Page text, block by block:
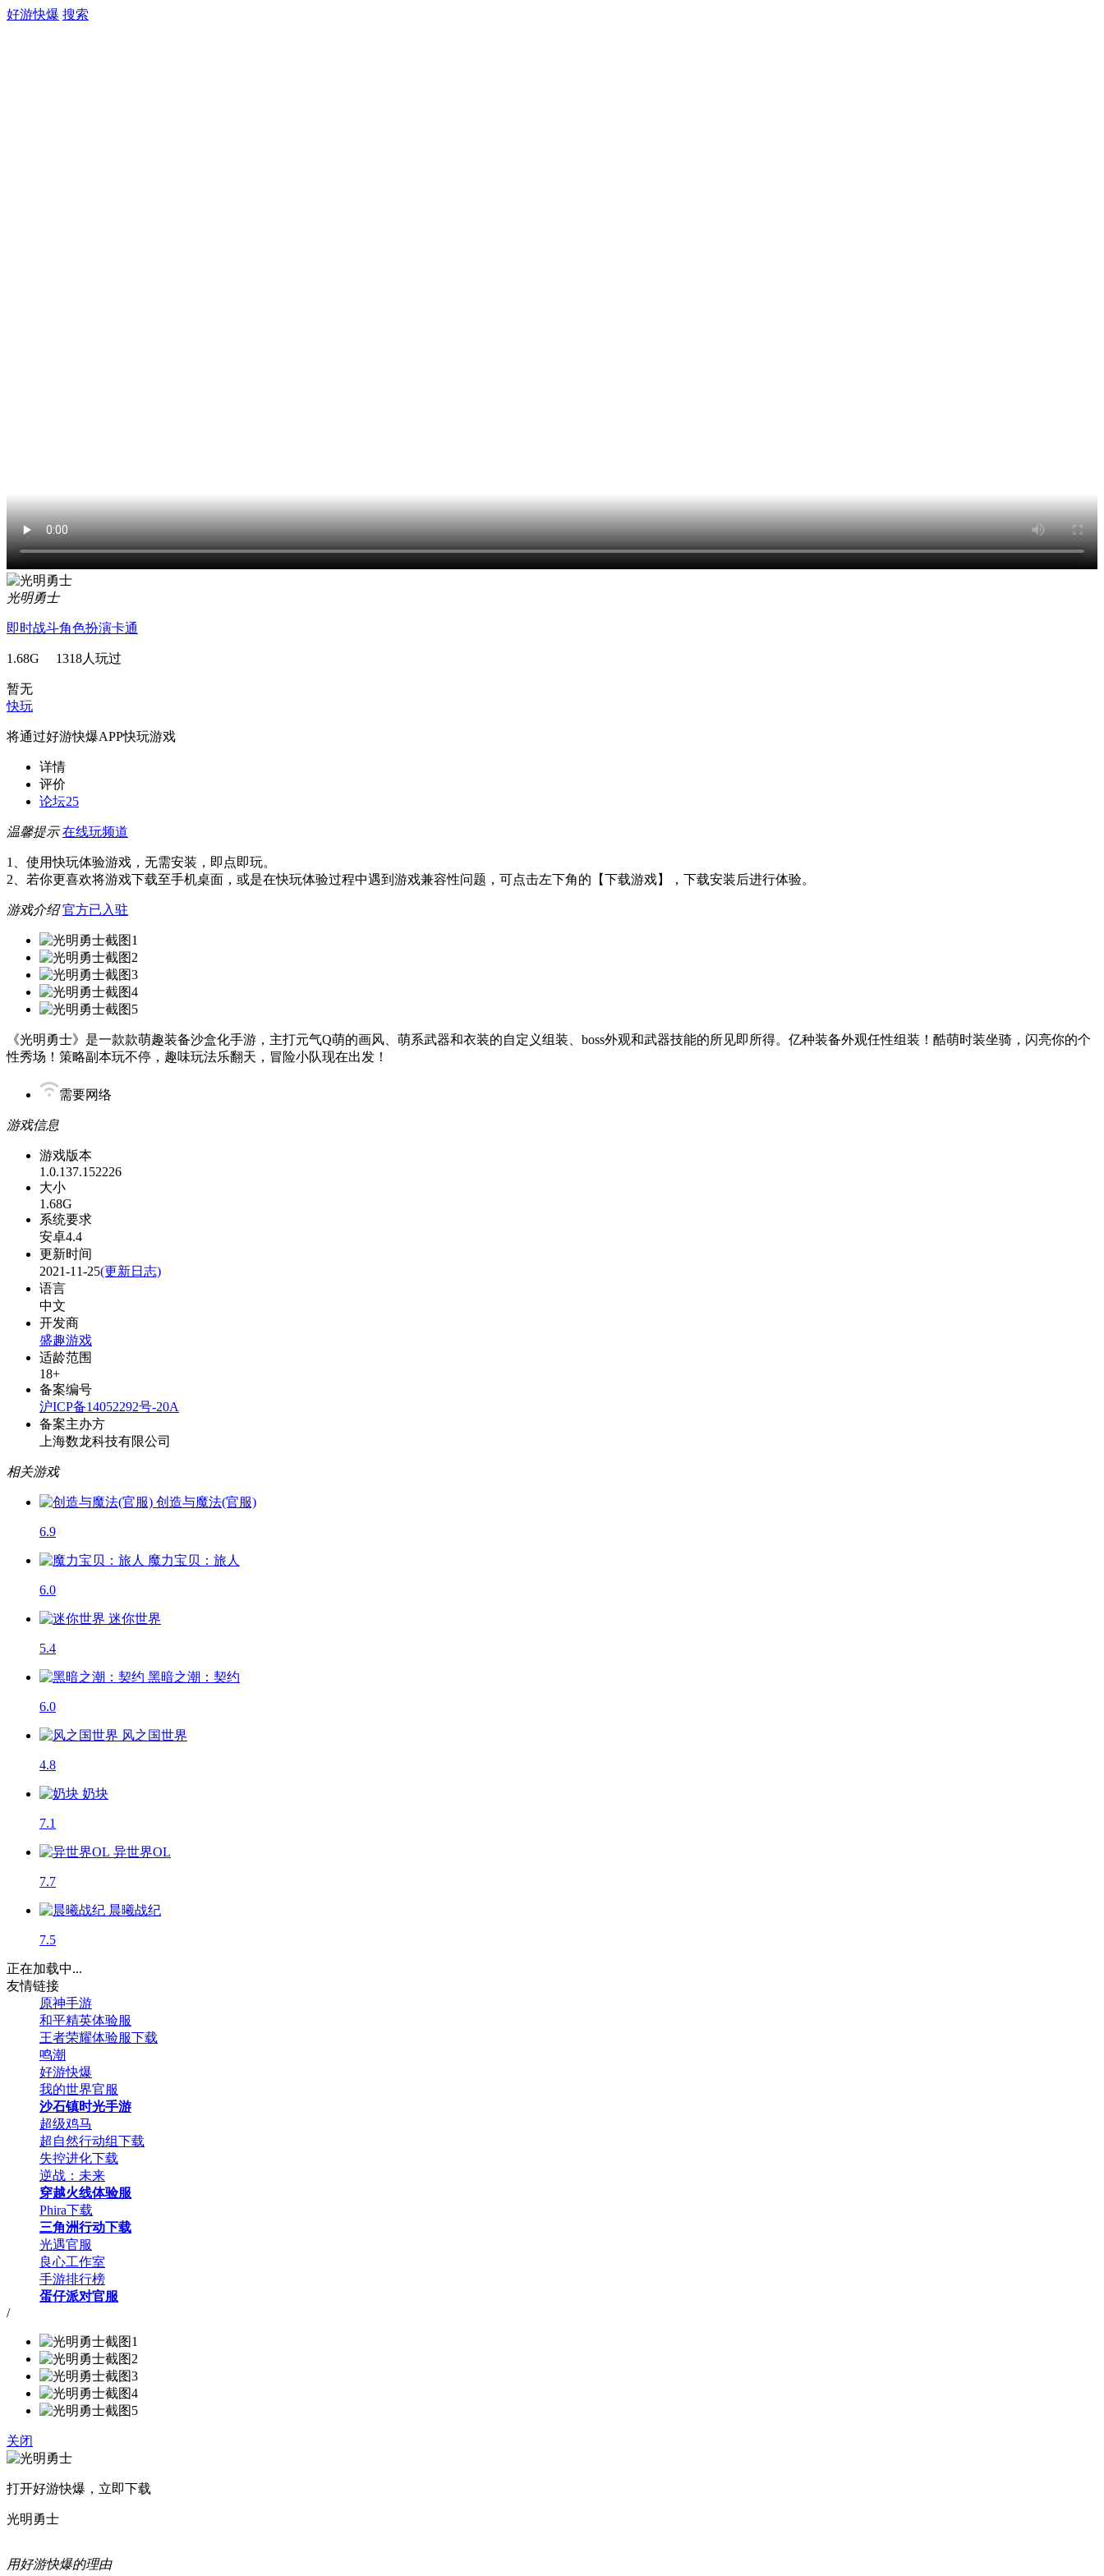
好游快爆 搜索
光明勇士
即时战斗角色扮演卡通
1.68G 1318人玩过
暂无
快玩
将通过好游快爆APP快玩游戏
详情
评价
论坛25
温馨提示 在线玩频道
1、使用快玩体验游戏，无需安装，即点即玩。
2、若你更喜欢将游戏下载至手机桌面，或是在快玩体验过程中遇到游戏兼容性问题，可点击左下角的【下载游戏】，下载安装后进行体验。
游戏介绍 官方已入驻
《光明勇士》是一款款萌趣装备沙盒化手游，主打元气Q萌的画风、萌系武器和衣装的自定义组装、boss外观和武器技能的所见即所得。亿种装备外观任性组装！酷萌时装坐骑，闪亮你的个
性秀场！策略副本玩不停，趣味玩法乐翻天，冒险小队现在出发！
需要网络
游戏信息
游戏版本
1.0.137.152226
大小
1.68G
系统要求
安卓4.4
更新时间
2021-11-25(更新日志)
语言
中文
开发商
盛趣游戏
适龄范围
18+
备案编号
沪ICP备14052292号-20A
备案主办方
上海数龙科技有限公司
相关游戏
创造与魔法(官服)
6.9
魔力宝贝：旅人
6.0
迷你世界
5.4
黑暗之潮：契约
6.0
风之国世界
4.8
奶块
7.1
异世界OL
7.7
晨曦战纪
7.5
正在加载中...
友情链接
原神手游
和平精英体验服
王者荣耀体验服下载
鸣潮
好游快爆
我的世界官服
沙石镇时光手游
超级鸡马
超自然行动组下载
失控进化下载
逆战：未来
穿越火线体验服
Phira下载
三角洲行动下载
光遇官服
良心工作室
手游排行榜
蛋仔派对官服
/
关闭
打开好游快爆，立即下载
光明勇士
用好游快爆的理由